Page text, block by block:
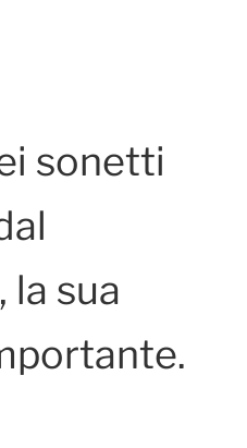
sonetti
, la sua